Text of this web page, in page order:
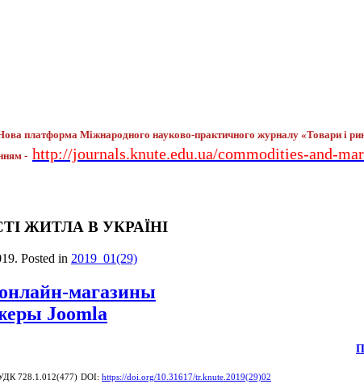
платформа Міжнародного науково-практичного журналу «Товари і
- http://journals.knute.edu.ua/commodities-and-
ЖИТЛА В УКРАЇНІ
. Posted in 2019_01(29)
магазины
Joomla
728.1.012(477) DOI: https://doi.org/10.31617/tr.knute.2019(29)02